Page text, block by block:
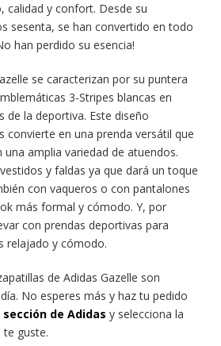
calidad y confort. Desde su
sesenta, se han convertido en todo
han perdido su esencia!
se caracterizan por su puntera
3-Stripes blancas en
de la deportiva. Este diseño
convierte en una prenda versátil que
amplia variedad de atuendos.
y faldas ya que dará un toque
con vaqueros o con pantalones
más formal y cómodo. Y, por
con prendas deportivas para
relajado y cómodo.
de Adidas Gazelle son
No esperes más y haz tu pedido
sección de Adidas y selecciona la
guste.